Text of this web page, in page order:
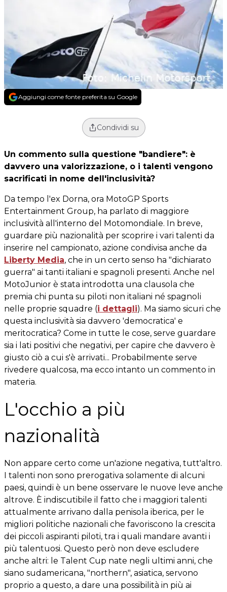
Aggiungi come fonte preferita su Google
Condividi su
Un commento sulla questione "bandiere": è
davvero una valorizzazione, o i talenti vengono
sacrificati in nome dell'inclusività?
Da tempo l'ex Dorna, ora MotoGP Sports
Entertainment Group, ha parlato di maggiore
inclusività all'interno del Motomondiale. In breve,
guardare più nazionalità per scoprire i vari talenti da
inserire nel campionato, azione condivisa anche da
Liberty Media, che in un certo senso ha "dichiarato
guerra" ai tanti italiani e spagnoli presenti. Anche nel
MotoJunior è stata introdotta una clausola che
premia chi punta su piloti non italiani né spagnoli
nelle proprie squadre (i dettagli). Ma siamo sicuri che
questa inclusività sia davvero 'democratica' e
meritocratica? Come in tutte le cose, serve guardare
sia i lati positivi che negativi, per capire che davvero è
giusto ciò a cui s'è arrivati... Probabilmente serve
rivedere qualcosa, ma ecco intanto un commento in
materia.
L'occhio a più
nazionalità
Non appare certo come un'azione negativa, tutt'altro.
I talenti non sono prerogativa solamente di alcuni
paesi, quindi è un bene osservare le nuove leve anche
altrove. È indiscutibile il fatto che i maggiori talenti
attualmente arrivano dalla penisola iberica, per le
migliori politiche nazionali che favoriscono la crescita
dei piccoli aspiranti piloti, tra i quali mandare avanti i
più talentuosi. Questo però non deve escludere
anche altri: le Talent Cup nate negli ultimi anni, che
siano sudamericana, "northern", asiatica, servono
proprio a questo, a dare una possibilità in più ai